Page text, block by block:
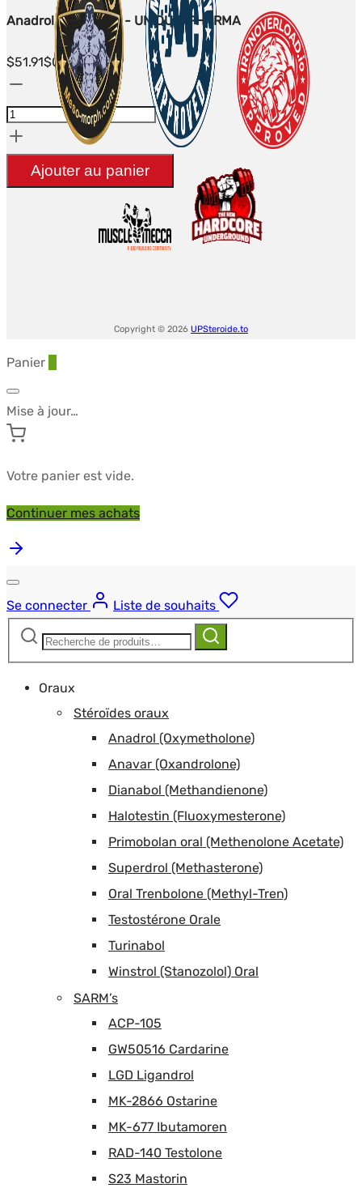
Anadrol 100x25mg - UNIQUE-PHARMA
$51.91$0.0200/mg
quantité
de
Anadrol
100x25mg
-
Ajouter au panier
Copyright © 2026 UPSteroide.to
Panier
Mise à jour…
Votre panier est vide.
Continuer mes achats
Se connecter
Liste de souhaits
Recherche
Recherche
Oraux
Stéroïdes oraux
Anadrol (Oxymetholone)
Anavar (Oxandrolone)
Dianabol (Methandienone)
Halotestin (Fluoxymesterone)
Primobolan oral (Methenolone Acetate)
Superdrol (Methasterone)
Oral Trenbolone (Methyl-Tren)
Testostérone Orale
Turinabol
Winstrol (Stanozolol) Oral
SARM’s
ACP-105
GW50516 Cardarine
LGD Ligandrol
MK-2866 Ostarine
MK-677 Ibutamoren
RAD-140 Testolone
S23 Mastorin